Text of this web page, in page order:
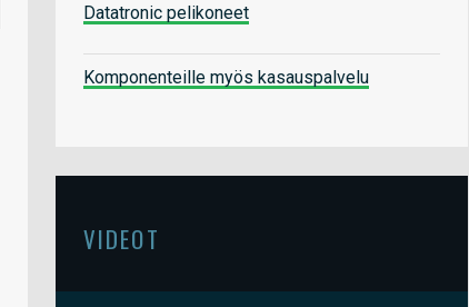
Datatronic pelikoneet
Komponenteille myös kasauspalvelu
VIDEOT